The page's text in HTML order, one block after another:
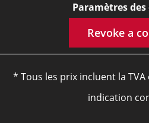
Paramètres
Revoke a
* Tous les prix incluent la
indication